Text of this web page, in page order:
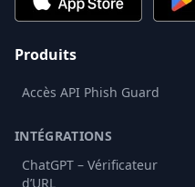
Produits
Accès API Phish Guard
INTÉGRATIONS
ChatGPT – Vérificateur
d’URL